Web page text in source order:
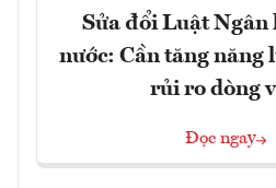
Sửa đổi Luật Ngân
nước: Cần tăng năng
rủi ro dòng
Đọc ngay